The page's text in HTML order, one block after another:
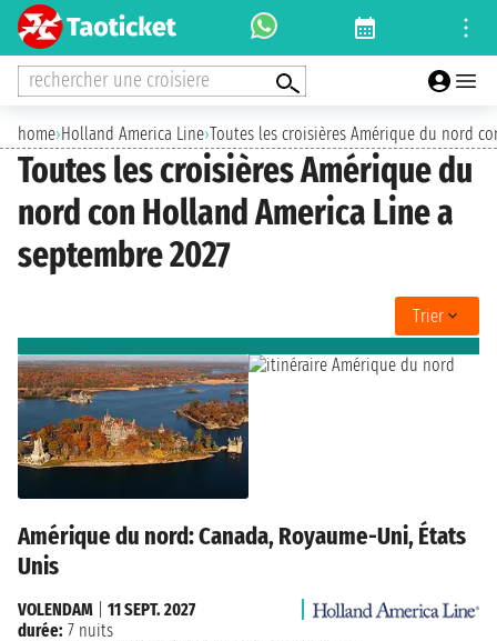
rechercher une croisiere
home›Holland America Line›Toutes les croisières Amérique du nord
Toutes les croisières Amérique du
nord con Holland America Line a
septembre 2027
Trier
Amérique du nord: Canada, Royaume-Uni, États
Unis
VOLENDAM
11 SEPT. 2027
durée: 7 nuits